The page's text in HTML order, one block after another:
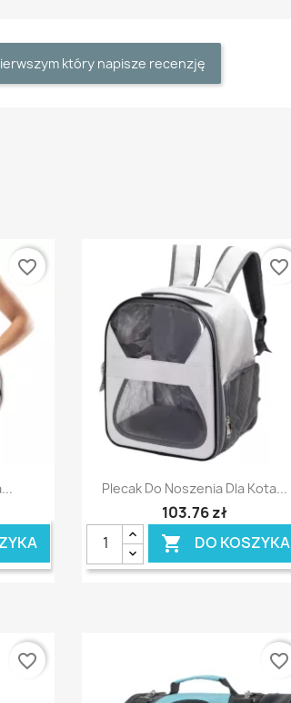
który napisze recenzję
favorite_border
Szybki podgląd
Plecak Do Noszenia Dla Kota...
103,76 zł
 DO KOSZYKA
favorite_border
favorite_border favorite_border